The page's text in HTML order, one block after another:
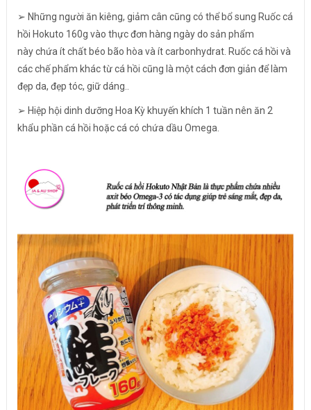
➢ Những người ăn kiêng, giảm cân cũng có thể bổ sung Ruốc cá
hồi Hokuto 160g vào thực đơn hàng ngày do sản phẩm
này chứa ít chất béo bão hòa và ít carbonhydrat. Ruốc cá hồi và
các chế phẩm khác từ cá hồi cũng là một cách đơn giản để làm
đẹp da, đẹp tóc, giữ dáng..
➢ Hiệp hội dinh dưỡng Hoa Kỳ khuyến khích 1 tuần nên ăn 2
khẩu phần cá hồi hoặc cá có chứa dầu Omega.